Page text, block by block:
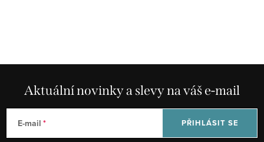
Aktuální novinky a slevy na váš e-mail
E-mail PŘIHLÁSIT SE